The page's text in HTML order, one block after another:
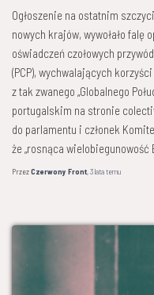
Ogłoszenie na ostatnim
nowych krajów, wywołało falę
oświadczeń czołowych
(PCP), wychwalających
z tak zwanego „Globalnego
portugalskim na stronie
do parlamentu i członek
że „rosnąca wielobiegunowość
PrzezCzerwony Front,3 latatemu